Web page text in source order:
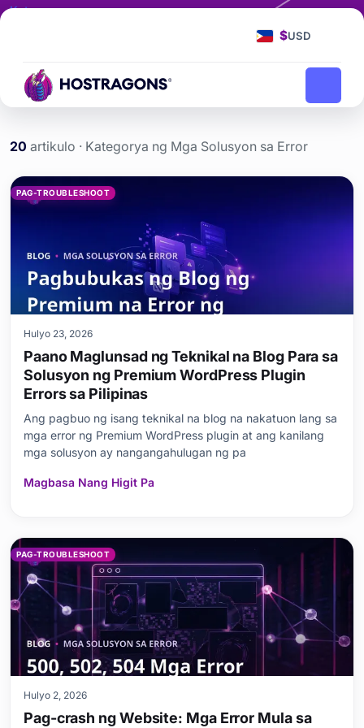
$USD
Kategorya
Pag-troubleshoot
Homepage blog Pag-troubleshoot
20 artikulo · Kategorya ng Mga Solusyon sa Error
Mga artikulo sa
PAG-TROUBLESHOOT
Hulyo 23, 2026
Paano Maglunsad ng Teknikal na Blog Para sa
Solusyon ng Premium WordPress Plugin
Errors sa Pilipinas
Ang pagbuo ng isang teknikal na blog na nakatuon lang sa
mga error ng Premium WordPress plugin at ang kanilang
mga solusyon ay nangangahulugan ng pa
Magbasa Nang Higit Pa
PAG-TROUBLESHOOT
Hulyo 2, 2026
Pag-crash ng Website: Mga Error Mula sa